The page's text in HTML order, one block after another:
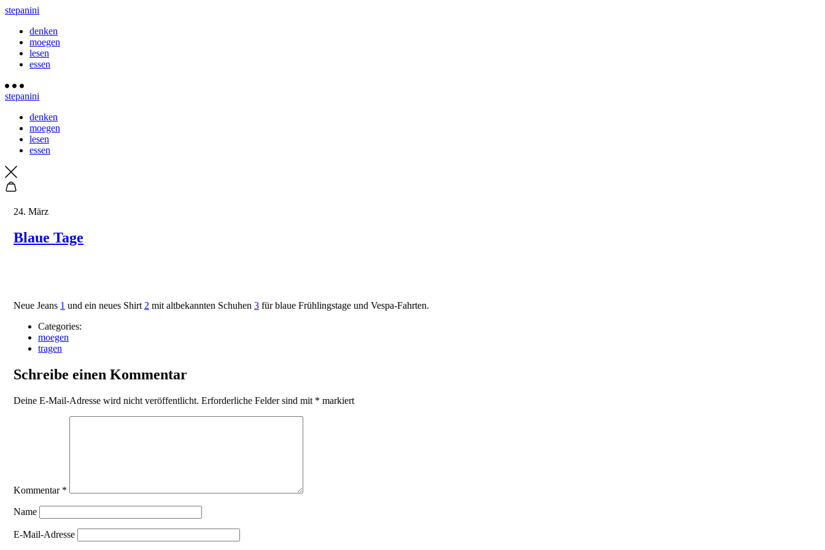
stepanini
denken
moegen
lesen
essen
stepanini
denken
moegen
lesen
essen
24. März
Blaue Tage
Neue Jeans 1 und ein neues Shirt 2 mit altbekannten Schuhen 3 für blaue Frühlingstage und Vespa-Fahrten.
Categories:
moegen
tragen
Schreibe einen Kommentar
Deine E-Mail-Adresse wird nicht veröffentlicht. Erforderliche Felder sind mit * markiert
Kommentar *
Name
E-Mail-Adresse